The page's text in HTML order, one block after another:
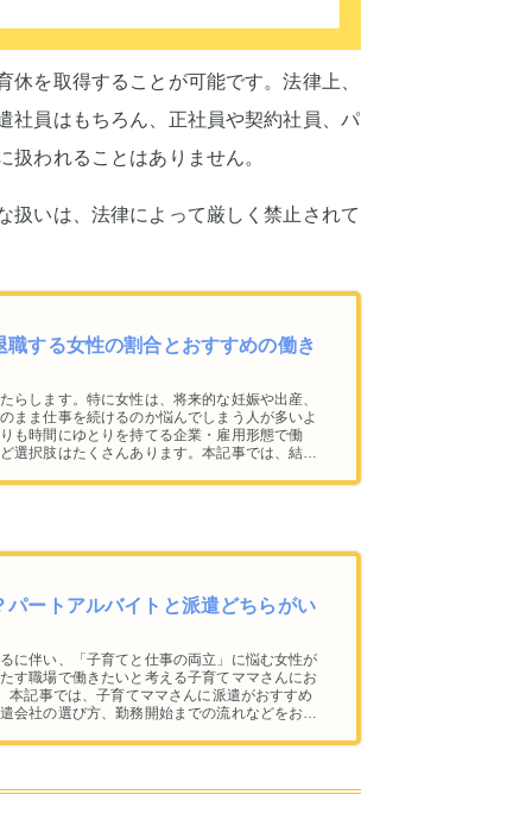
を取得することが可能です。法律上、
社員はもちろん、正社員や契約社員、パ
われることはありません。
扱いは、法律によって厳しく禁止されて
する女性の割合とおすすめの働き
らします。特に女性は、将来的な妊娠や出産、
まま仕事を続けるのか悩んでしまう人が多いよ
も時間にゆとりを持てる企業・雇用形態で働
選択肢はたくさんあります。本記事では、結婚
ートアルバイトと派遣どちらがい
に伴い、「子育てと仕事の両立」に悩む女性が
す職場で働きたいと考える子育てママさんにお
本記事では、子育てママさんに派遣がおすすめ
会社の選び方、勤務開始までの流れなどをお伝